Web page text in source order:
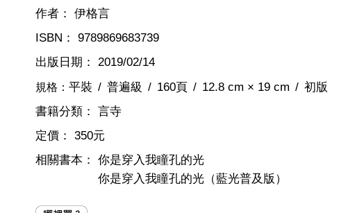
作者： 伊格言
ISBN： 9789869683739
出版日期： 2019/02/14
規格： 平裝 普遍級 160頁 12.8 cm × 19 cm
初版
書籍分類： 言寺
定價： 350元
相關書本： 你是穿入我瞳孔的光
你是穿入我瞳孔的光（藍光普及版）